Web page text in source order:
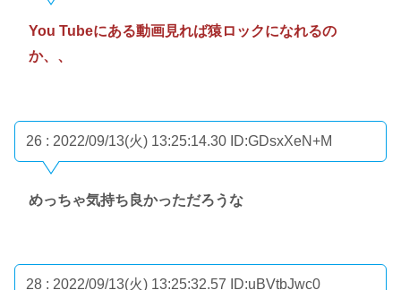
You Tubeにある動画見れば猿ロックになれるの
か、、
26 : 2022/09/13(火) 13:25:14.30 ID:GDsxXeN+M
めっちゃ気持ち良かっただろうな
28 : 2022/09/13(火) 13:25:32.57 ID:uBVtbJwc0